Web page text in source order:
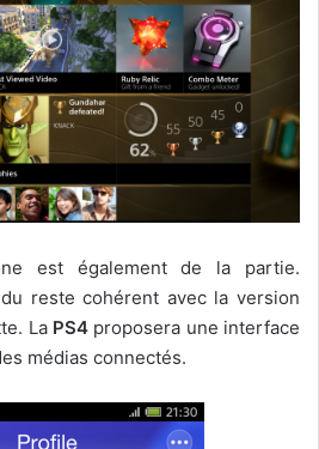
est également de la partie.
reste cohérent avec la version
La PS4 proposera une interface
médias connectés.